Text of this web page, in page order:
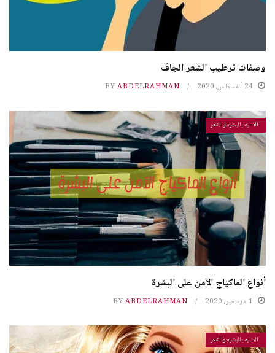
وصفات ترطيب الشعر الجاف
24 أغسطس، 2020 BY ABDELRAHMAN
العنايه بالبشره والشعر
أنواع الماكياج الآمن على البشرة
1 ديسمبر، 2020 BY ABDELRAHMAN
العنايه بالبشره والشعر